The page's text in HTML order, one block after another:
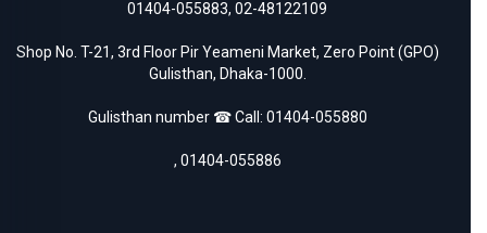
01404-055883, 02-48122109
Shop No. T-21, 3rd Floor Pir Yeameni Market, Zero Point (GPO)
Gulisthan, Dhaka-1000.
Gulisthan number ☎ Call: 01404-055880
, 01404-055886